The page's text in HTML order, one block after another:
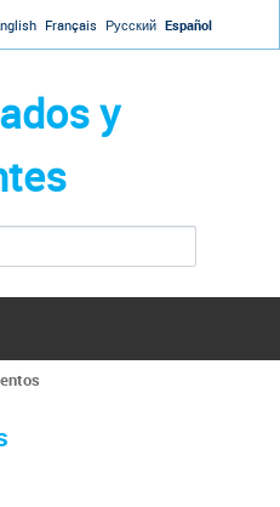
Français Русский Español
y